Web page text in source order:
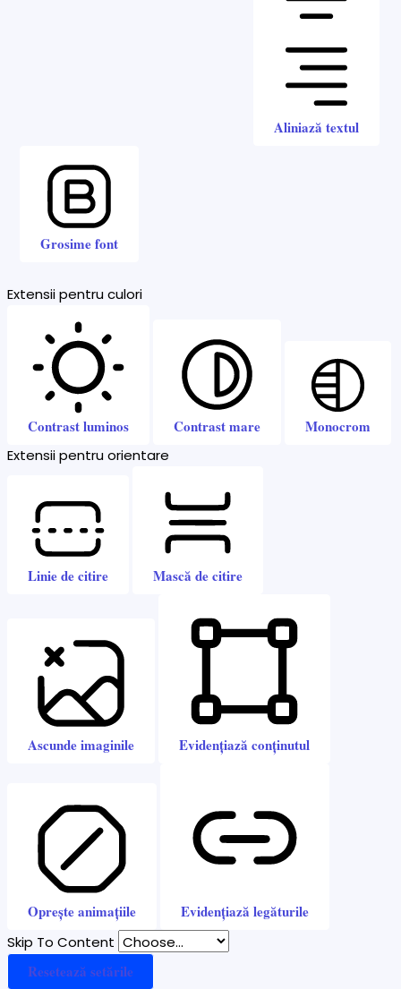
Aliniază textul
Grosime font
Extensii pentru culori
Contrast luminos Contrast mare Monocrom
Extensii pentru orientare
Linie de citire Mască de citire
Ascunde imaginile Evidențiază conținutul
Oprește animațiile Evidențiază legăturile
Skip To Content
Resetează setările